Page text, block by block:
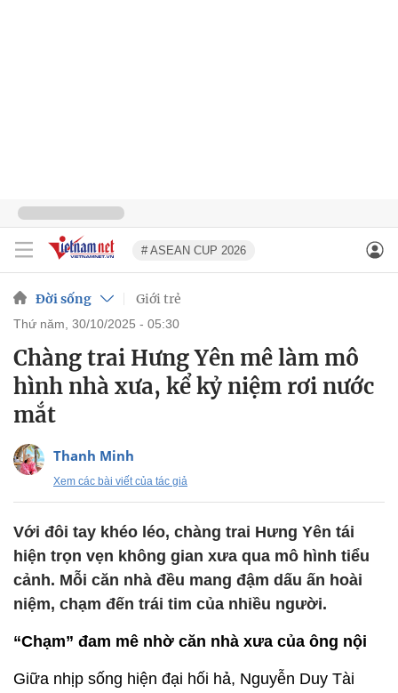
# ASEAN CUP 2026
Đời sống Giới trẻ
thứ năm, 30/10/2025 - 05:30
Chàng trai Hưng Yên mê làm mô
hình nhà xưa, kể kỷ niệm rơi nước
mắt
Thanh Minh
Xem các bài viết của tác giả
Với đôi tay khéo léo, chàng trai Hưng Yên tái
hiện trọn vẹn không gian xưa qua mô hình tiểu
cảnh. Mỗi căn nhà đều mang đậm dấu ấn hoài
niệm, chạm đến trái tim của nhiều người.
“Chạm” đam mê nhờ căn nhà xưa của ông nội
Giữa nhịp sống hiện đại hối hả, Nguyễn Duy Tài